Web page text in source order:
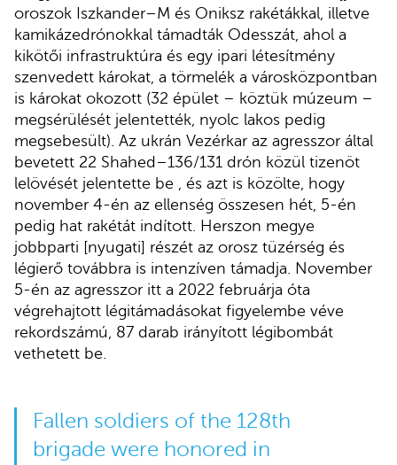
oroszok Iszkander–M és Oniksz rakétákkal, illetve
kamikázedrónokkal támadták Odesszát, ahol a
kikötői infrastruktúra és egy ipari létesítmény
szenvedett károkat, a törmelék a városközpontban
is károkat okozott (32 épület – köztük múzeum –
megsérülését jelentették, nyolc lakos pedig
megsebesült). Az ukrán Vezérkar az agresszor által
bevetett 22 Shahed–136/131 drón közül tizenöt
lelövését jelentette be , és azt is közölte, hogy
november 4-én az ellenség összesen hét, 5-én
pedig hat rakétát indított. Herszon megye
jobbparti [nyugati] részét az orosz tüzérség és
légierő továbbra is intenzíven támadja. November
5-én az agresszor itt a 2022 februárja óta
végrehajtott légitámadásokat figyelembe véve
rekordszámú, 87 darab irányított légibombát
vethetett be.
Fallen soldiers of the 128th
brigade were honored in